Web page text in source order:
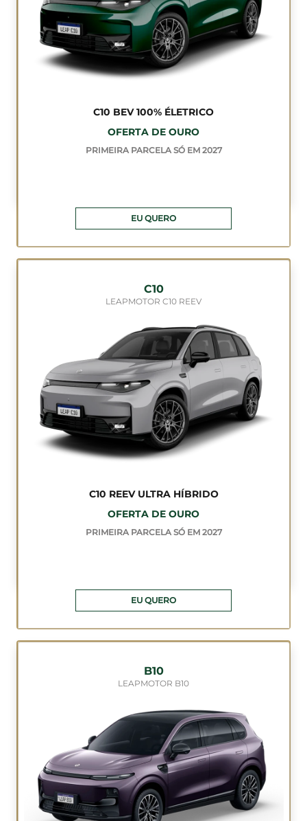
C10 BEV 100% ÉLETRICO
OFERTA DE OURO
PRIMEIRA PARCELA SÓ EM 2027
EU QUERO
C10
LEAPMOTOR C10 REEV
C10 REEV ULTRA HÍBRIDO
OFERTA DE OURO
PRIMEIRA PARCELA SÓ EM 2027
EU QUERO
B10
LEAPMOTOR B10